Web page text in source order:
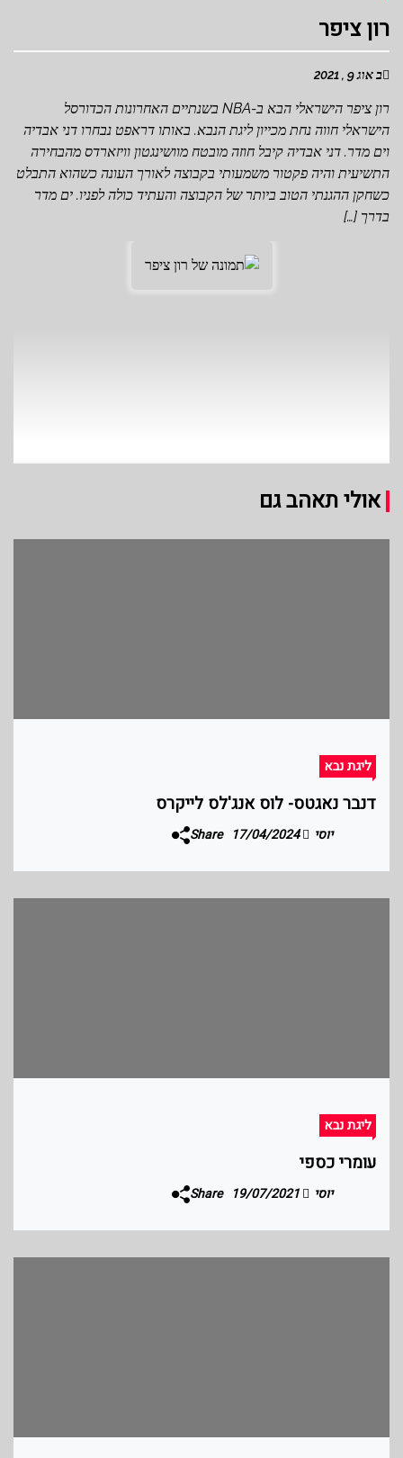
רון ציפר
ב אוג 9 , 2021
רון ציפר הישראלי הבא ב-NBA בשנתיים האחרונות הכדורסל
הישראלי חווה נחת מכייון ליגת הנבא. באותו דראפט נבחרו דני אבדיה
וים מדר. דני אבדיה קיבל חוזה מובטח מוושינגטון וויזארדס מהבחירה
התשיעית והיה פקטור משמעותי בקבוצה לאורך העונה כשהוא התבלט
כשחקן ההגנתי הטוב ביותר של הקבוצה והעתיד כולה לפניו. ים מדר
בדרך […]
אולי תאהב גם
ליגת נבא
דנבר נאגטס- לוס אנג'לס לייקרס
יוסי 17/04/2024
Share
ליגת נבא
עומרי כספי
יוסי Share